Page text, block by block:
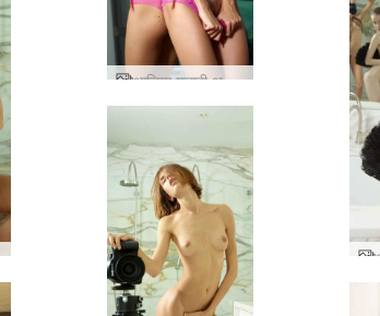
आलिया गुलाबी अधोवस्त्र